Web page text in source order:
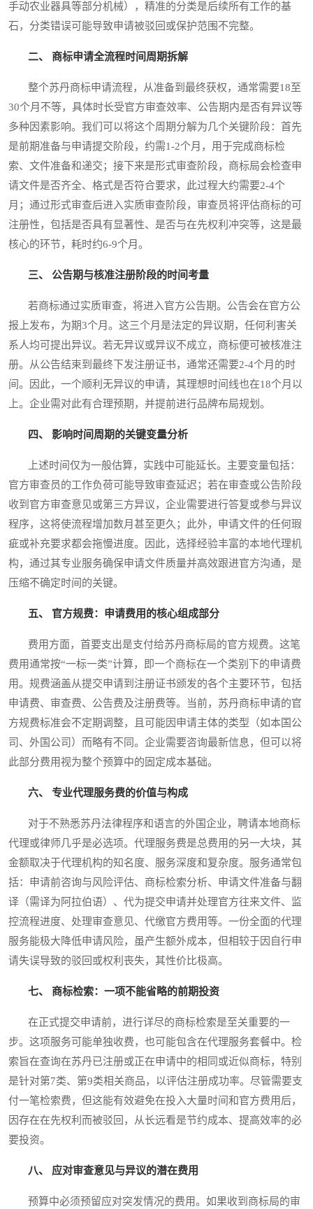
手动农业器具等部分机械），精准的分类是后续所有工作的基
石，分类错误可能导致申请被驳回或保护范围不完整。
二、 商标申请全流程时间周期拆解
整个苏丹商标申请流程，从准备到最终获权，通常需要18至
30个月不等，具体时长受官方审查效率、公告期内是否有异议等
多种因素影响。我们可以将这个周期分解为几个关键阶段：首先
是前期准备与申请提交阶段，约需1-2个月，用于完成商标检
索、文件准备和递交；接下来是形式审查阶段，商标局会检查申
请文件是否齐全、格式是否符合要求，此过程大约需要2-4个
月；通过形式审查后进入实质审查阶段，审查员将评估商标的可
注册性，包括是否具有显著性、是否与在先权利冲突等，这是最
核心的环节，耗时约6-9个月。
三、 公告期与核准注册阶段的时间考量
若商标通过实质审查，将进入官方公告期。公告会在官方公
报上发布，为期3个月。这三个月是法定的异议期，任何利害关
系人均可提出异议。若无异议或异议不成立，商标便可被核准注
册。从公告结束到最终下发注册证书，通常还需要2-4个月的时
间。因此，一个顺利无异议的申请，其理想时间线也在18个月以
上。企业需对此有合理预期，并提前进行品牌布局规划。
四、 影响时间周期的关键变量分析
上述时间仅为一般估算，实践中可能延长。主要变量包括：
官方审查员的工作负荷可能导致审查延迟；若在审查或公告阶段
收到官方审查意见或第三方异议，企业需要进行答复或参与异议
程序，这将使流程增加数月甚至更久；此外，申请文件的任何瑕
疵或补充要求都会拖慢进度。因此，选择经验丰富的本地代理机
构，通过其专业服务确保申请文件质量并高效跟进官方沟通，是
压缩不确定时间的关键。
五、 官方规费：申请费用的核心组成部分
费用方面，首要支出是支付给苏丹商标局的官方规费。这笔
费用通常按“一标一类”计算，即一个商标在一个类别下的申请费
用。规费涵盖从提交申请到注册证书颁发的各个主要环节，包括
申请费、审查费、公告费及注册费等。当前，苏丹商标申请的官
方规费标准会不定期调整，且可能因申请主体的类型（如本国公
司、外国公司）而略有不同。企业需要咨询最新信息，但可以将
此部分费用视为整个预算中的固定成本基础。
六、 专业代理服务费的价值与构成
对于不熟悉苏丹法律程序和语言的外国企业，聘请本地商标
代理或律师几乎是必选项。代理服务费是总费用的另一大块，其
金额取决于代理机构的知名度、服务深度和复杂度。服务通常包
括：申请前咨询与风险评估、商标检索分析、申请文件准备与翻
译（需译为阿拉伯语）、代为提交申请并处理官方往来文件、监
控流程进度、处理审查意见、代缴官方费用等。一份全面的代理
服务能极大降低申请风险，虽产生额外成本，但相较于因自行申
请失误导致的驳回或权利丧失，其性价比极高。
七、 商标检索：一项不能省略的前期投资
在正式提交申请前，进行详尽的商标检索是至关重要的一
步。这项服务可能单独收费，也可能包含在代理服务套餐中。检
索旨在查询在苏丹已注册或正在申请中的相同或近似商标，特别
是针对第7类、第9类相关商品，以评估注册成功率。尽管需要支
付一笔检索费，但这能有效避免在投入大量时间和官方费用后，
因存在在先权利而被驳回，从长远看是节约成本、提高效率的必
要投资。
八、 应对审查意见与异议的潜在费用
预算中必须预留应对突发情况的费用。如果收到商标局的审